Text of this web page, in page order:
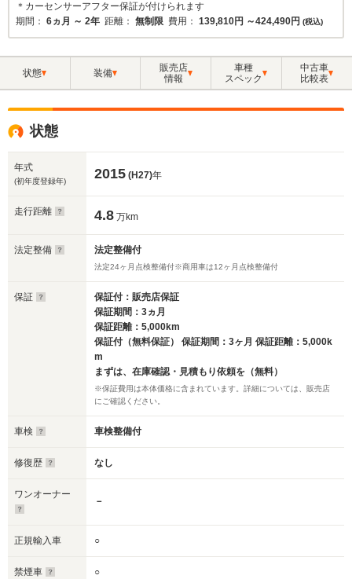
＊カーセンサーアフター保証が付けられます
期間： 6ヵ月 ～ 2年 距離： 無制限 費用： 139,810円 ～424,490円 (税込)
状態 装備
販売店
情報
車種
スペック
中古車
比較表
状態
年式
(初年度登録年) 2015 (H27)年
走行距離 4.8 万km
法定整備 法定整備付
法定24ヶ月点検整備付※商用車は12ヶ月点検整備付
保証
保証付：販売店保証
保証期間：3ヵ月
保証距離：5,000km
保証付（無料保証） 保証期間：3ヶ月 保証距離：5,000k
m
まずは、在庫確認・見積もり依頼を（無料）
※保証費用は本体価格に含まれています。詳細については、販売店
にご確認ください。
車検 車検整備付
修復歴 なし
ワンオーナー
－
正規輸入車 ○
禁煙車 ○